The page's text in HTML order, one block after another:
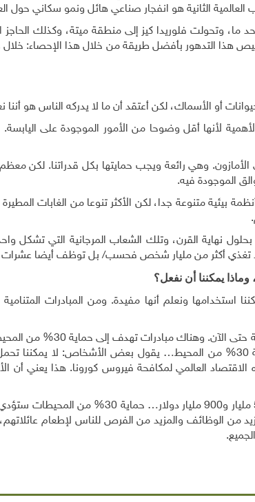
الثانية هو انفجار صناعي هائل ونمو سكاني حول
ما، وتحولت فلوريدا كيز إلى منطقة ميتة، وكذلك
أو الأسماك، لكن أعتقد أن ما لا يدركه الناس هو
لأنها أقل وضوحا من الأمور الموجودة على اليابسة.
وهي رائعة ويجب حمايتها بكل قدراتنا. لكن
الموجودة فيه.
بيئية متنوعة جدا، لكن الأكثر تنوعا من الغابات
بحلول نهاية القرن، وتلك الشعاب المرجانية التي
لا تغذي أكثر من مليار شخص فحسب/ بل توظف أيضا
وماذا يمكننا أن نفعل؟
استخدامها ونعلم أنها مفيدة. ومن المبادرات
الاقتصاد العالمي لمكافحة فيروس كورونا. هذا يعني
من الوظائف والمزيد من الفرص للناس لإطعام